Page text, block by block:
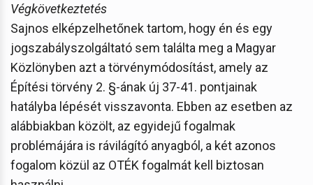
Végkövetkeztetés
Sajnos elképzelhetőnek tartom, hogy én és egy
jogszabályszolgáltató sem találta meg a Magyar
Közlönyben azt a törvénymódosítást, amely az
Építési törvény 2. §-ának új 37-41. pontjainak
hatályba lépését visszavonta. Ebben az esetben az
alábbiakban közölt, az egyidejű fogalmak
problémájára is rávilágító anyagból, a két azonos
fogalom közül az OTÉK fogalmát kell biztosan